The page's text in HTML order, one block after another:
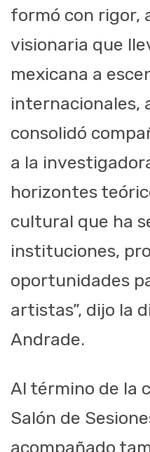
formó con rigor,
visionaria que
mexicana a
internacionales,
consolidó
a la
horizontes
cultural que ha
instituciones,
oportunidades
artistas”, dijo la
Andrade.
Al término de la
Salón de
acompañado